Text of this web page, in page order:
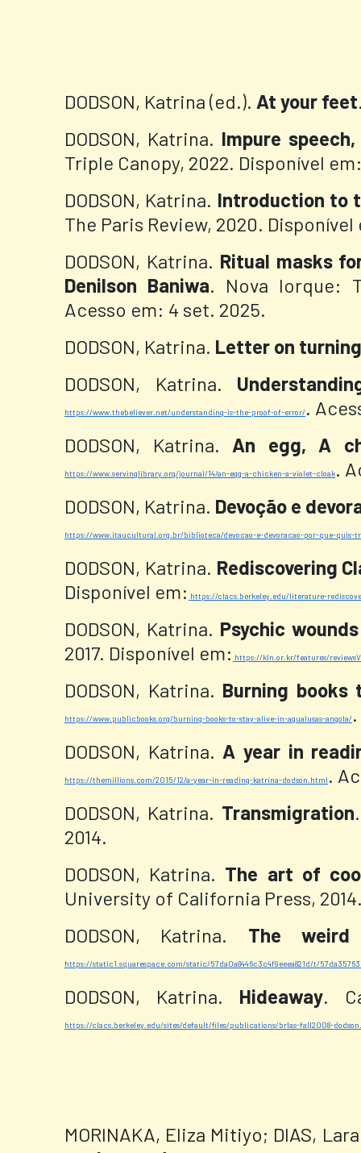
DODSON, Katrina (ed.). At your feet
DODSON, Katrina. Impure
Triple Canopy, 2022. Disponível
DODSON, Katrina. Introduction to
The Paris Review, 2020. Disponível
DODSON, Katrina. Ritual masks
Denilson Baniwa. Nova Iorque:
Acesso em: 4 set. 2025.
DODSON, Katrina. Letter on
DODSON, Katrina.
https://www.thebeliever.net/understanding-is-the-proof-of-error/.
DODSON, Katrina. An egg, A
https://www.servinglibrary.org/journal/14/an-egg-a-chicken-a-violet-cloak.
DODSON, Katrina. Devoção e
https://www.itaucultural.org.br/biblioteca/devocao-e-devoracao-por-que-quis-
DODSON, Katrina. Rediscovering
Disponível em: https://clacs.berkeley.edu/literature-
DODSON, Katrina. Psychic
2017. Disponível em: https://kln.or.kr/features/
DODSON, Katrina. Burning books
https://www.publicbooks.org/burning-books-to-stay-alive-in-agualusas-angola/
DODSON, Katrina. A year in
https://themillions.com/2015/12/a-year-in-reading-katrina-dodson.html .
DODSON, Katrina. Transmigration
2014.
DODSON, Katrina. The art of
University of California Press,
DODSON, Katrina. The
https://static1.squarespace.com/static/57da0a8446c3c4f9eeea821d/t/
DODSON, Katrina. Hideaway.
https://clacs.berkeley.edu/sites/default/files/publications/brlas-fall2008-
MORINAKA, Eliza Mitiyo; DIAS,